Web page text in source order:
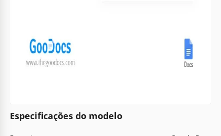
Especificações do modelo